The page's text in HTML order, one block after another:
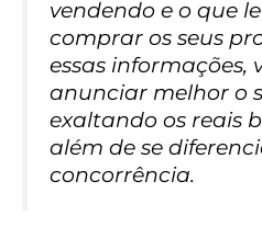
vendendo e o que
comprar os seus
essas informações,
anunciar melhor o
exaltando os reais
além de se
concorrência.